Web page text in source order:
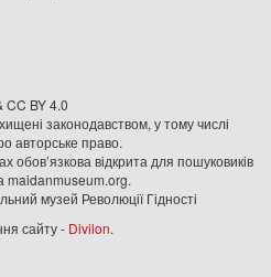
CC BY 4.0
законодавством, у тому числі
авторське право.
обов’язкова відкрита для пошуковиків
maidanmuseum.org.
музей Революції Гідності
сайту - Divilon.